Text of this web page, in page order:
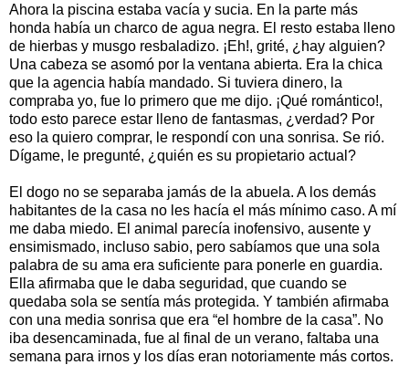
Ahora la piscina estaba vacía y sucia. En la parte más
honda había un charco de agua negra. El resto estaba lleno
de hierbas y musgo resbaladizo. ¡Eh!, grité, ¿hay alguien?
Una cabeza se asomó por la ventana abierta. Era la chica
que la agencia había mandado. Si tuviera dinero, la
compraba yo, fue lo primero que me dijo. ¡Qué romántico!,
todo esto parece estar lleno de fantasmas, ¿verdad? Por
eso la quiero comprar, le respondí con una sonrisa. Se rió.
Dígame, le pregunté, ¿quién es su propietario actual?
El dogo no se separaba jamás de la abuela. A los demás
habitantes de la casa no les hacía el más mínimo caso. A mí
me daba miedo. El animal parecía inofensivo, ausente y
ensimismado, incluso sabio, pero sabíamos que una sola
palabra de su ama era suficiente para ponerle en guardia.
Ella afirmaba que le daba seguridad, que cuando se
quedaba sola se sentía más protegida. Y también afirmaba
con una media sonrisa que era “el hombre de la casa”. No
iba desencaminada, fue al final de un verano, faltaba una
semana para irnos y los días eran notoriamente más cortos.